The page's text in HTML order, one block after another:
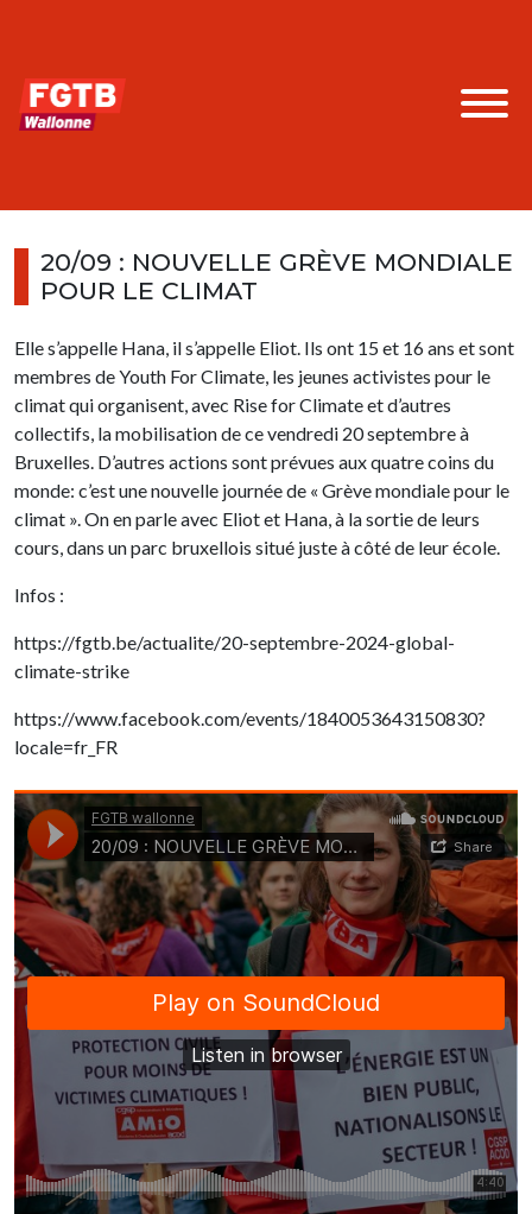
20/09 : NOUVELLE GRÈVE MONDIALE
POUR LE CLIMAT
Elle s’appelle Hana, il s’appelle Eliot. Ils ont 15 et 16 ans et sont
membres de Youth For Climate, les jeunes activistes pour le
climat qui organisent, avec Rise for Climate et d’autres
collectifs, la mobilisation de ce vendredi 20 septembre à
Bruxelles. D’autres actions sont prévues aux quatre coins du
monde: c’est une nouvelle journée de « Grève mondiale pour le
climat ». On en parle avec Eliot et Hana, à la sortie de leurs
cours, dans un parc bruxellois situé juste à côté de leur école.
Infos :
https://fgtb.be/actualite/20-septembre-2024-global-
climate-strike
https://www.facebook.com/events/1840053643150830?
locale=fr_FR